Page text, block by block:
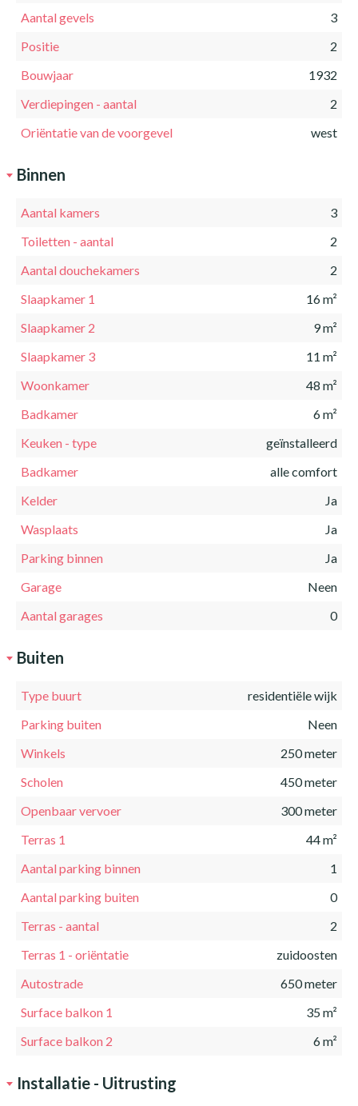
Aantal gevels
3
Positie
2
Bouwjaar
1932
Verdiepingen - aantal
2
Oriëntatie van de voorgevel
west
Binnen
Aantal kamers
3
Toiletten - aantal
2
Aantal douchekamers
2
Slaapkamer 1
16 m²
Slaapkamer 2
9 m²
Slaapkamer 3
11 m²
Woonkamer
48 m²
Badkamer
6 m²
Keuken - type
geïnstalleerd
Badkamer
alle comfort
Kelder
Ja
Wasplaats
Ja
Parking binnen
Ja
Garage
Neen
Aantal garages
0
Buiten
Type buurt
residentiële wijk
Parking buiten
Neen
Winkels
250 meter
Scholen
450 meter
Openbaar vervoer
300 meter
Terras 1
44 m²
Aantal parking binnen
1
Aantal parking buiten
0
Terras - aantal
2
Terras 1 - oriëntatie
zuidoosten
Autostrade
650 meter
Surface balkon 1
35 m²
Surface balkon 2
6 m²
Installatie - Uitrusting